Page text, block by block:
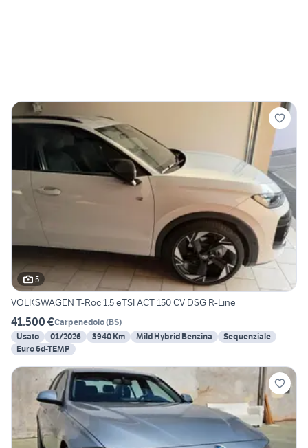
5
VOLKSWAGEN T-Roc 1.5 eTSI ACT 150 CV DSG R-Line
41.500 €Carpenedolo(BS)
Usato
01/2026 3940 Km Mild Hybrid Benzina
Sequenziale
Euro 6d-TEMP